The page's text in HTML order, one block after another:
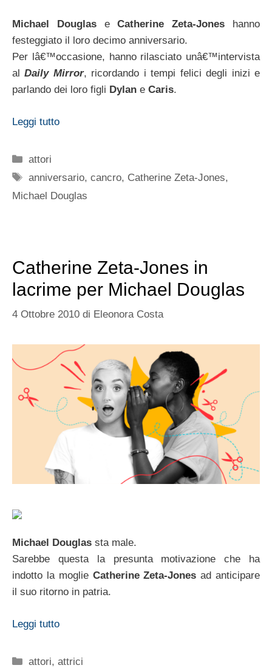
Michael DouglaseCatherine Zeta-Jones hanno
festeggiato il loro decimo anniversario.
Per lâ€™occasione, hanno rilasciato unâ€™intervista
alDaily Mirror, ricordando i tempi felici degli inizi e
parlando dei loro figli Dylan e Caris.
Leggi tutto
Categorie
attori
Tag
anniversario,cancro, Catherine Zeta-Jones,
Michael Douglas
Catherine Zeta-Jones in
lacrime per Michael Douglas
4 Ottobre 2010 di Eleonora Costa
Michael Douglas sta male.
Sarebbe questa la presunta motivazione che ha
indotto la moglie Catherine Zeta-Jones ad anticipare
il suo ritorno in patria.
Leggi tutto
Categorie
attori,attrici